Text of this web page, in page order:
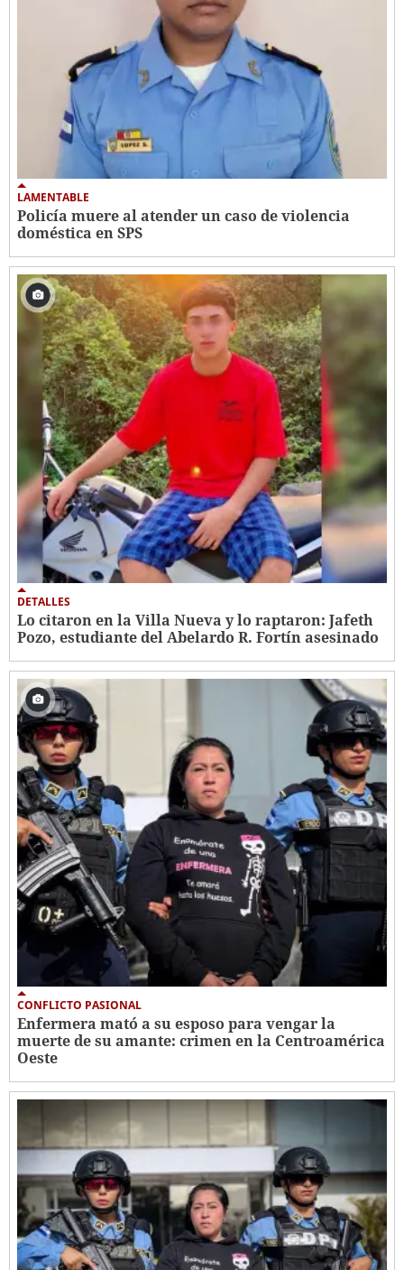
LAMENTABLE
Policía muere al atender un caso de violencia
doméstica en SPS
DETALLES
Lo citaron en la Villa Nueva y lo raptaron: Jafeth
Pozo, estudiante del Abelardo R. Fortín asesinado
CONFLICTO PASIONAL
Enfermera mató a su esposo para vengar la
muerte de su amante: crimen en la Centroamérica
Oeste